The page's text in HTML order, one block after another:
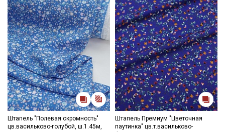
Штапель "Полевая скромность"
цв.васильково-голубой, ш.1.45м,
Штапель Премиум "Цветочная
паутинка" цв.т.васильково-
Ознакомлен(а) сПолитикой обработки персональных
данныхи даюСогласие на обработку персональных
данных
ДаюСогласие на получение рекламных и
информационных рассылок